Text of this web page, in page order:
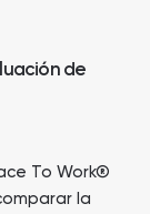
de
To Work®
la